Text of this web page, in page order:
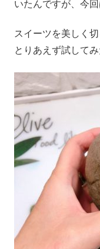
いたんですが、今
スイーツを美しく
とりあえず試して